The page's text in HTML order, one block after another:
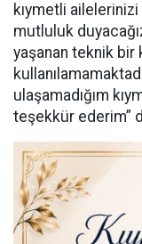
kıymetli
mutluluk
yaşanan teknik bir
ulaşamadığım
teşekkür ederim”